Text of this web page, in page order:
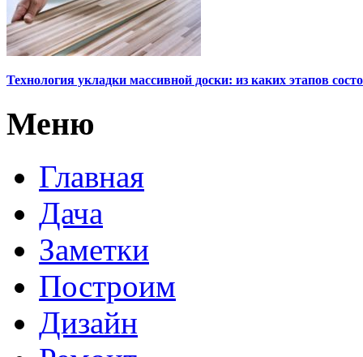
Технология укладки массивной доски: из каких этапов
Меню
Главная
Дача
Заметки
Построим
Дизайн